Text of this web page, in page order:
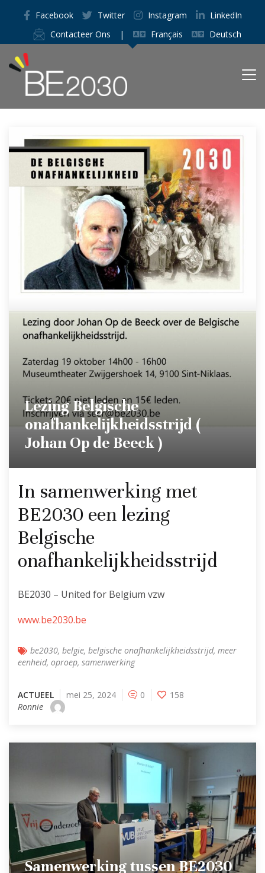
Facebook Twitter Instagram
LinkedIn
Contacteer Ons
| Français Deutsch
Lezing Belgische
onafhankelijkheidsstrijd (
Johan Op de Beeck )
In samenwerking met
BE2030 een lezing
Belgische
onafhankelijkheidsstrijd
BE2030 – United for Belgium vzw
www.be2030.be
be2030, belgie, belgische onafhankelijkheidsstrijd, meer
eenheid, oproep, samenwerking
ACTUEEL mei 25, 2024 0
158
Ronnie
Samenwerking tussen BE2030